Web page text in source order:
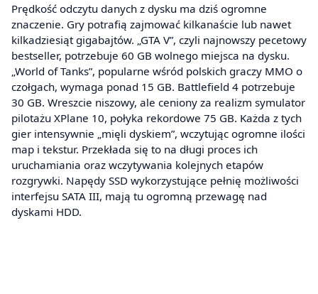
Prędkość odczytu danych z dysku ma dziś ogromne
znaczenie. Gry potrafią zajmować kilkanaście lub nawet
kilkadziesiąt gigabajtów. „GTA V”, czyli najnowszy pecetowy
bestseller, potrzebuje 60 GB wolnego miejsca na dysku.
„World of Tanks”, popularne wśród polskich graczy MMO o
czołgach, wymaga ponad 15 GB. Battlefield 4 potrzebuje
30 GB. Wreszcie niszowy, ale ceniony za realizm symulator
pilotażu XPlane 10, połyka rekordowe 75 GB. Każda z tych
gier intensywnie „mięli dyskiem”, wczytując ogromne ilości
map i tekstur. Przekłada się to na długi proces ich
uruchamiania oraz wczytywania kolejnych etapów
rozgrywki. Napędy SSD wykorzystujące pełnię możliwości
interfejsu SATA III, mają tu ogromną przewagę nad
dyskami HDD.